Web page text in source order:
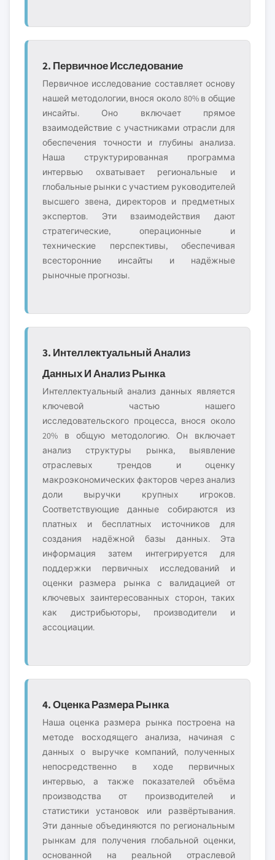
2. Первичное Исследование
Первичное исследование составляет основу
нашей методологии, внося около 80% в общие
инсайты. Оно включает прямое
взаимодействие с участниками отрасли для
обеспечения точности и глубины анализа.
Наша структурированная программа
интервью охватывает региональные и
глобальные рынки с участием руководителей
высшего звена, директоров и предметных
экспертов. Эти взаимодействия дают
стратегические, операционные и
технические перспективы, обеспечивая
всесторонние инсайты и надёжные
рыночные прогнозы.
3. Интеллектуальный Анализ
Данных И Анализ Рынка
Интеллектуальный анализ данных является
ключевой частью нашего
исследовательского процесса, внося около
20% в общую методологию. Он включает
анализ структуры рынка, выявление
отраслевых трендов и оценку
макроэкономических факторов через анализ
доли выручки крупных игроков.
Соответствующие данные собираются из
платных и бесплатных источников для
создания надёжной базы данных. Эта
информация затем интегрируется для
поддержки первичных исследований и
оценки размера рынка с валидацией от
ключевых заинтересованных сторон, таких
как дистрибьюторы, производители и
ассоциации.
4. Оценка Размера Рынка
Наша оценка размера рынка построена на
методе восходящего анализа, начиная с
данных о выручке компаний, полученных
непосредственно в ходе первичных
интервью, а также показателей объёма
производства от производителей и
статистики установок или развёртывания.
Эти данные объединяются по региональным
рынкам для получения глобальной оценки,
основанной на реальной отраслевой